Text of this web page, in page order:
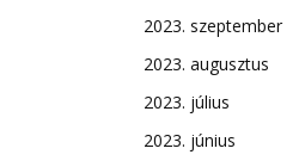
2023. szeptember
2023. augusztus
2023. július
2023. június